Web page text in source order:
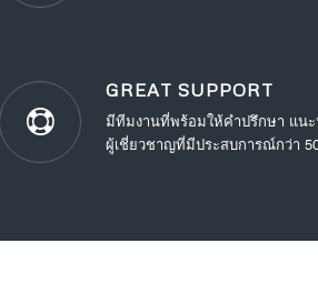
GREAT SUPPORT
มีทีมงานที่พร้อมให้คำปรึกษา แน
ผู้เชี่ยวชาญที่มีประสบการณ์กว่า